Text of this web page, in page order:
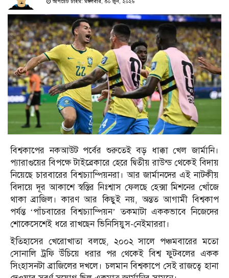
আপডেট টাইম: মঙ্গলবার, ৩০ জুন, ২০২৬
বিশ্বকাপের নকআউট পর্বের শুরুতেই বড় ধাক্কা খেল জার্মানি।
প্যারাগুয়ের বিপক্ষে টাইব্রেকারে হেরে দ্বিতীয় রাউন্ড থেকেই বিদায়
নিয়েছে চারবারের বিশ্বচ্যাম্পিয়নরা। আর জার্মানদের এই নাটকীয়
বিদায়ে দূর আকাশে স্বস্তির নিঃশ্বাস ফেলছে হেক্সা মিশনের খোঁজে
থাকা ব্রাজিল। কারণ আর কিছুই নয়, অন্তত আগামী বিশ্বকাপ
পর্যন্ত ‘পাঁচবারের বিশ্বচ্যাম্পিয়ন’ তকমাটা এককভাবে নিজেদের
শোকেসেশেই ধরে রাখছেন ভিনিসিয়ুস-নেইমাররা।
ইতিহাসের খেরোখাতা বলছে, ২০০২ সালে পঞ্চমবারের মতো
সোনালি ট্রফি উঁচিয়ে ধরার পর থেকেই বিশ্ব ফুটবলের একক
সিংহাসনটা ব্রাজিলের দখলে। চলমান বিশ্বকাপে সেই রাজত্বে হানা